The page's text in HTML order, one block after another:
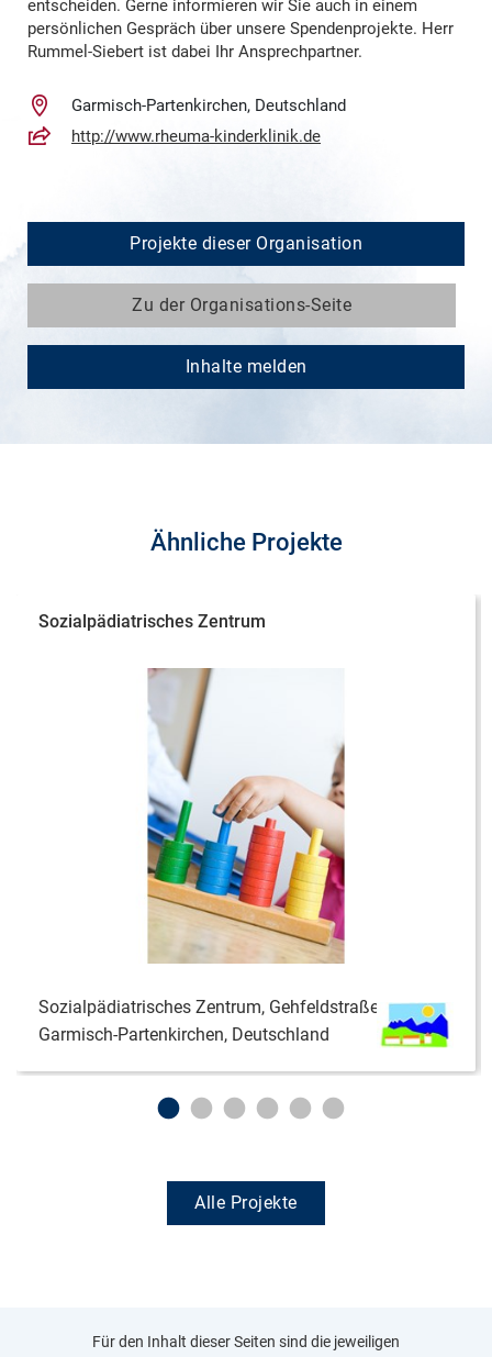
entscheiden. Gerne informieren wir Sie auch in einem
persönlichen Gespräch über unsere Spendenprojekte. Herr
Rummel-Siebert ist dabei Ihr Ansprechpartner.
Garmisch-Partenkirchen, Deutschland
http://www.rheuma-kinderklinik.de
Projekte dieser Organisation
Zu der Organisations-Seite
Inhalte melden
Ähnliche Projekte
Sozialpädiatrisches Zentrum
Sozialpädiatrisches Zentrum, Gehfeldstraße,
Garmisch-Partenkirchen, Deutschland
Alle Projekte
Für den Inhalt dieser Seiten sind die jeweiligen